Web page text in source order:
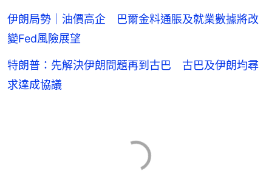
伊朗局勢｜油價高企 巴爾金料通脹及就業數據將改
變Fed風險展望
特朗普：先解決伊朗問題再到古巴 古巴及伊朗均尋
求達成協議